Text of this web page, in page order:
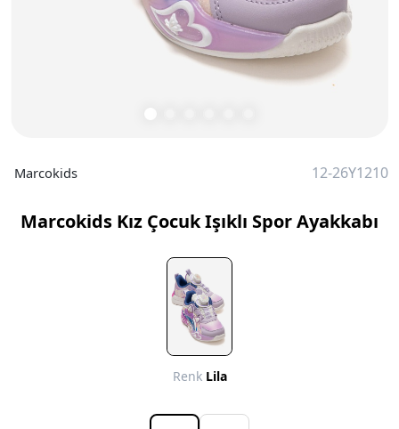
Marcokids 12-26Y1210
Marcokids Kız Çocuk Işıklı Spor Ayakkabı
Renk Lila